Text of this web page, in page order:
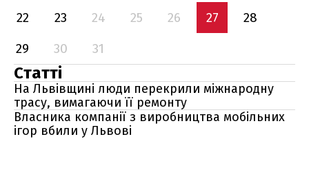
22
23 24 25 26 27
28
29
30 31
Статті
На Львівщині люди перекрили міжнародну
трасу, вимагаючи її ремонту
Власника компанії з виробництва мобільних
ігор вбили у Львові